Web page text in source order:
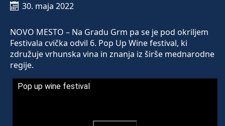
30. maja 2022
NOVO MESTO – Na Gradu Grm pa se je pod okriljem
Festivala cvička odvil 6. Pop Up Wine festival, ki
združuje vrhunska vina in znanja iz širše mednarodne
regije.
Pop up wine festival